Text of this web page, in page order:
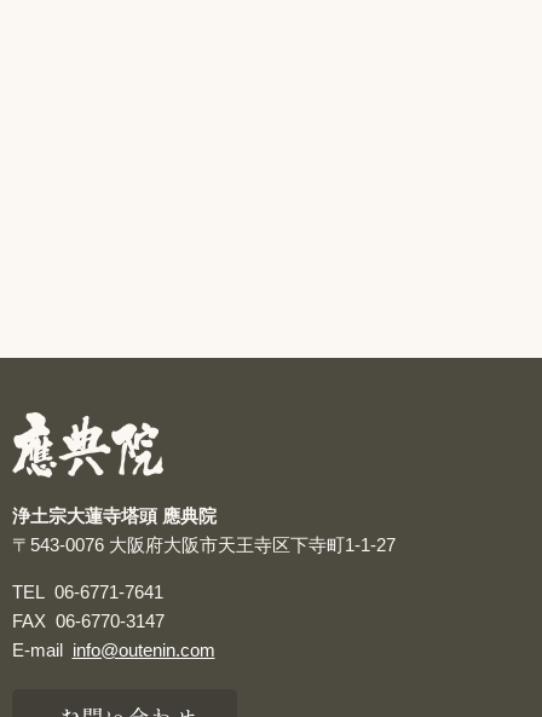
浄土宗大蓮寺塔頭 應典院
〒543-0076 大阪府大阪市天王寺区下寺町1-1-27
TEL 06-6771-7641
FAX 06-6770-3147
E-mail info@outenin.com